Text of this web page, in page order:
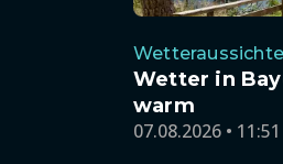
Wetter in
warm
07.08.2026 •